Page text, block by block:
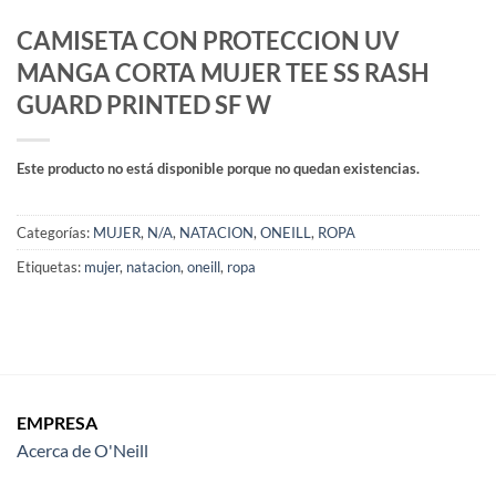
CAMISETA CON PROTECCION UV
MANGA CORTA MUJER TEE SS RASH
GUARD PRINTED SF W
Este producto no está disponible porque no quedan existencias.
Categorías: MUJER, N/A, NATACION, ONEILL , ROPA
Etiquetas: mujer, natacion, oneill, ropa
EMPRESA
Acerca de O'Neill